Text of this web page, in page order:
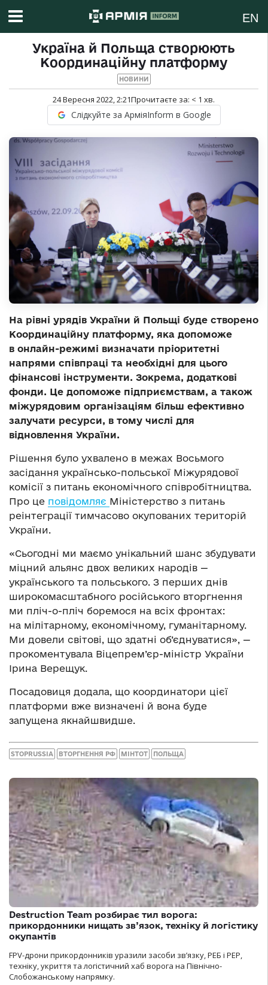
EN
Україна й Польща створюють
Координаційну платформу
НОВИНИ
24 Вересня 2022, 2:21Прочитаєте за: < 1 хв.
Слідкуйте за АрміяInform в Google
На рівні урядів України й Польщі буде створено
Координаційну платформу, яка допоможе
в онлайн-режимі визначати пріоритетні
напрями співпраці та необхідні для цього
фінансові інструменти. Зокрема, додаткові
фонди. Це допоможе підприємствам, а також
міжурядовим організаціям більш ефективно
залучати ресурси, в тому числі для
відновлення України.
Рішення було ухвалено в межах Восьмого
засідання українсько-польської Міжурядової
комісії з питань економічного співробітництва.
Про це повідомляє Міністерство з питань
реінтеграції тимчасово окупованих територій
України.
«Сьогодні ми маємо унікальний шанс збудувати
міцний альянс двох великих народів —
українського та польського. З перших днів
широкомасштабного російського вторгнення
ми пліч-о-пліч боремося на всіх фронтах:
на мілітарному, економічному, гуманітарному.
Ми довели світові, що здатні об’єднуватися», —
прокоментувала Віцепрем’єр-міністр України
Ірина Верещук.
Посадовиця додала, що координатори цієї
платформи вже визначені й вона буде
запущена якнайшвидше.
STOPRUSSIA ВТОРГНЕННЯ РФ МІНТОТ ПОЛЬЩА
Destruction Team розбирає тил ворога:
прикордонники нищать зв’язок, техніку й логістику
окупантів
FPV-дрони прикордонників уразили засоби зв’язку, РЕБ і РЕР,
техніку, укриття та логістичний хаб ворога на Північно-
Слобожанському напрямку.